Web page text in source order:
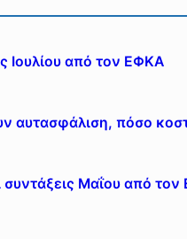
Ιουλίου από τον ΕΦΚΑ
αυτασφάλιση, πόσο
Μαΐου από